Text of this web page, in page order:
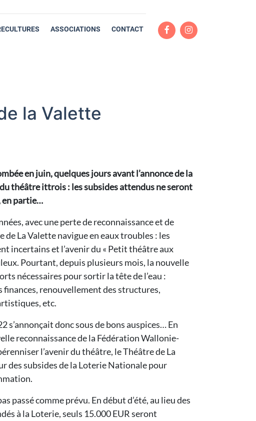
ASSOCIATIONS CONTACT
la Valette
en juin, quelques jours avant l’annonce de la
théâtre ittrois : les subsides attendus ne seront
en partie…
avec une perte de reconnaissance et de
de La Valette navigue en eaux troubles : les
incertains et l’avenir du « Petit théâtre aux
Pourtant, depuis plusieurs mois, la nouvelle
nécessaires pour sortir la tête de l’eau :
finances, renouvellement des structures,
etc.
s’annonçait donc sous de bons auspices… En
reconnaissance de la Fédération Wallonie-
l’avenir du théâtre, le Théâtre de La
des subsides de la Loterie Nationale pour
passé comme prévu. En début d’été, au lieu des
à la Loterie, seuls 15.000 EUR seront